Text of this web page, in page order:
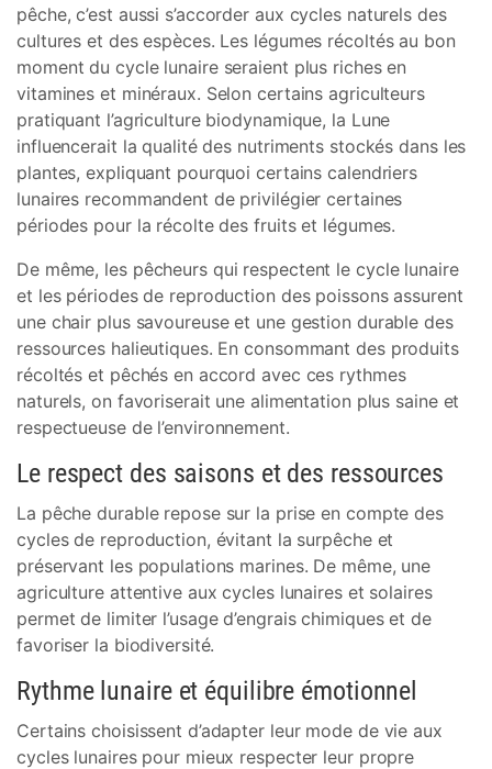
pêche, c’est aussi s’accorder aux cycles naturels des
cultures et des espèces. Les légumes récoltés au bon
moment du cycle lunaire seraient plus riches en
vitamines et minéraux. Selon certains agriculteurs
pratiquant l’agriculture biodynamique, la Lune
influencerait la qualité des nutriments stockés dans les
plantes, expliquant pourquoi certains calendriers
lunaires recommandent de privilégier certaines
périodes pour la récolte des fruits et légumes.
De même, les pêcheurs qui respectent le cycle lunaire
et les périodes de reproduction des poissons assurent
une chair plus savoureuse et une gestion durable des
ressources halieutiques. En consommant des produits
récoltés et pêchés en accord avec ces rythmes
naturels, on favoriserait une alimentation plus saine et
respectueuse de l’environnement.
Le respect des saisons et des ressources
La pêche durable repose sur la prise en compte des
cycles de reproduction, évitant la surpêche et
préservant les populations marines. De même, une
agriculture attentive aux cycles lunaires et solaires
permet de limiter l’usage d’engrais chimiques et de
favoriser la biodiversité.
Rythme lunaire et équilibre émotionnel
Certains choisissent d’adapter leur mode de vie aux
cycles lunaires pour mieux respecter leur propre